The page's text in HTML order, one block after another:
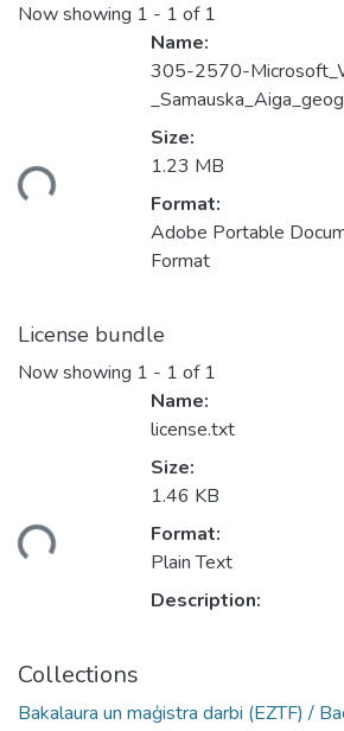
Now showing 1 - 1 of 1
Name:
305-2570-
Size:
1.23 MB
Format:
Adobe Portable
Format
License bundle
Now showing 1 - 1 of 1
Name:
license.txt
Size:
1.46 KB
Format:
Plain Text
Description:
Collections
Bakalaura un maģistra darbi (EZTF) /